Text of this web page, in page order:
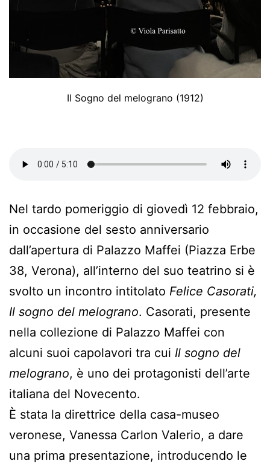
Il Sogno del melograno (1912)
Nel tardo pomeriggio di giovedì 12 febbraio,
in occasione del sesto anniversario
dall’apertura di Palazzo Maffei (Piazza Erbe
38, Verona), all’interno del suo teatrino si è
svolto un incontro intitolato Felice Casorati,
Il sogno del melograno. Casorati, presente
nella collezione di Palazzo Maffei con
alcuni suoi capolavori tra cui Il sogno del
melograno, è uno dei protagonisti dell’arte
italiana del Novecento.
È stata la direttrice della casa-museo
veronese, Vanessa Carlon Valerio, a dare
una prima presentazione, introducendo le